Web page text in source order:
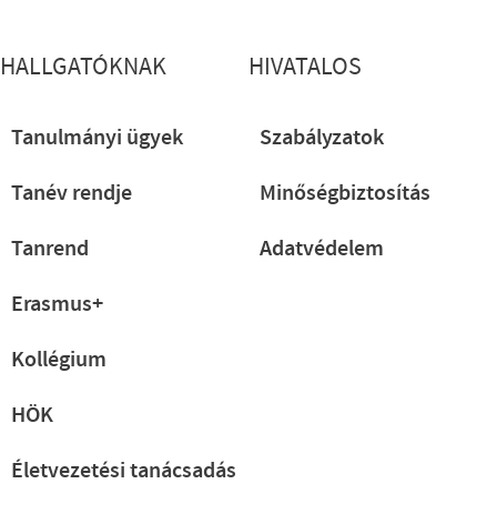
HALLGATÓKNAK
Tanulmányi ügyek
Tanév rendje
Tanrend
Erasmus+
Kollégium
HÖK
Életvezetési tanácsadás
HIVATALOS
Szabályzatok
Minőségbiztosítás
Adatvédelem